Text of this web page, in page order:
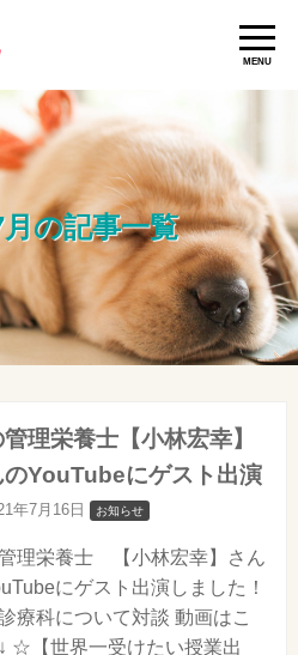
MENU
の記事一覧
理栄養士【小林宏幸】
のYouTubeにゲスト出演
年7月16日 お知らせ
理栄養士 【小林宏幸】さん
にゲスト出演しました！
療科について対談 動画はこ
☆【世界一受けたい授業出